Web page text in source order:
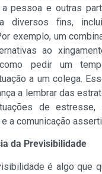
pessoa e outras
diversos fins,
exemplo, um
ao
pedir um
a um colega.
a lembrar das
de estresse,
a comunicação
da Previsibilidade
é algo que